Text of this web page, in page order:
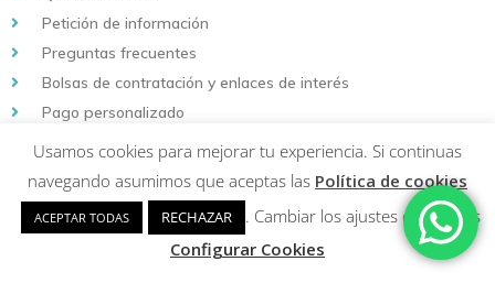
Petición de información
Preguntas frecuentes
Bolsas de contratación y enlaces de interés
Pago personalizado
INFORMACIÓN DE COMPRA
Localizador de envíos
Instrucciones de matriculación
Usamos cookies para mejorar tu experiencia. Si continuas
navegando asumimos que aceptas las Política de cookies
ACEPTAR TODAS RECHAZAR
. Cambiar los ajustes de cookies
Configurar Cookies